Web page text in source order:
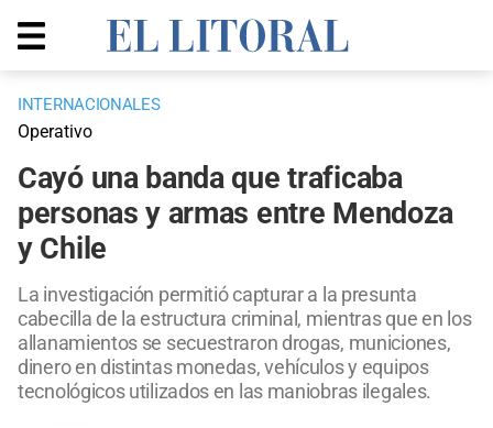
INTERNACIONALES
Operativo
Cayó una banda que traficaba
personas y armas entre Mendoza
y Chile
La investigación permitió capturar a la presunta
cabecilla de la estructura criminal, mientras que en los
allanamientos se secuestraron drogas, municiones,
dinero en distintas monedas, vehículos y equipos
tecnológicos utilizados en las maniobras ilegales.